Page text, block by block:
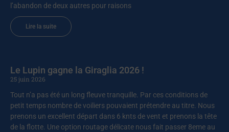
l’abandon de deux autres pour raisons
Lire la suite
Le Lupin gagne la Giraglia 2026 !
25 juin 2026
Tout n’a pas été un long fleuve tranquille. Par ces conditions de
petit temps nombre de voiliers pouvaient prétendre au titre. Nous
prenons un excellent départ dans 6 knts de vent et prenons la tête
de la flotte. Une option routage délicate nous fait passer 8eme au